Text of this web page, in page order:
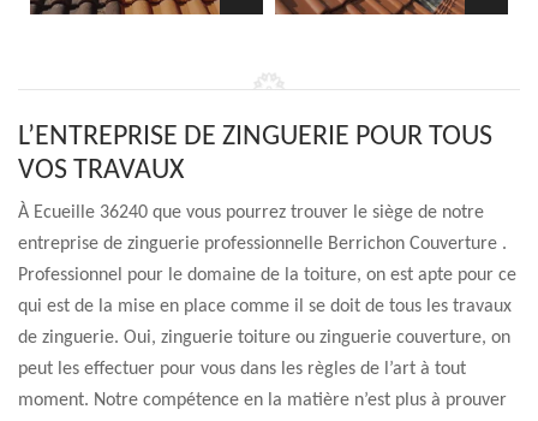
L’ENTREPRISE DE ZINGUERIE POUR TOUS
VOS TRAVAUX
À Ecueille 36240 que vous pourrez trouver le siège de notre
entreprise de zinguerie professionnelle Berrichon Couverture .
Professionnel pour le domaine de la toiture, on est apte pour ce
qui est de la mise en place comme il se doit de tous les travaux
de zinguerie. Oui, zinguerie toiture ou zinguerie couverture, on
peut les effectuer pour vous dans les règles de l’art à tout
moment. Notre compétence en la matière n’est plus à prouver